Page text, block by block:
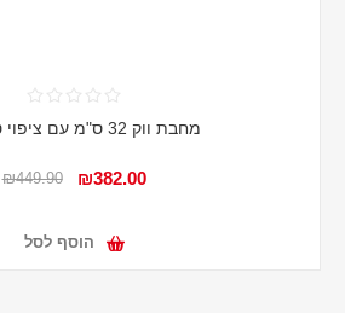
מחבת ווק 32 ס"מ עם ציפוי טיטניום
₪382.00
₪449.90
הוסף לסל